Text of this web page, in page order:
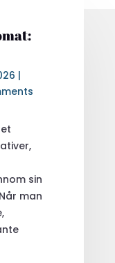
|
sin
man